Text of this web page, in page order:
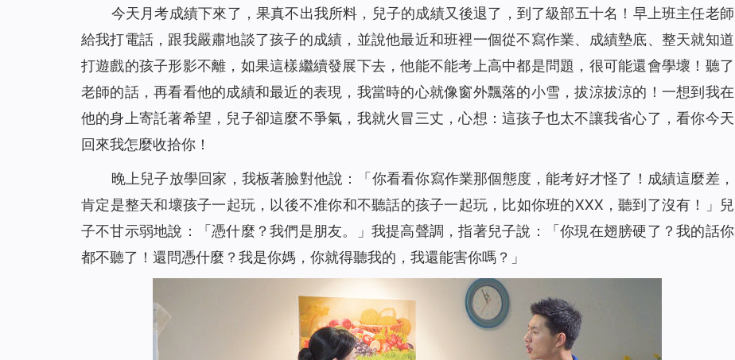
今天月考成績下來了，果真不出我所料，兒子的成績又後退了，到了級部五十名！早上班主任老師
給我打電話，跟我嚴肅地談了孩子的成績，並說他最近和班裡一個從不寫作業、成績墊底、整天就知道
打遊戲的孩子形影不離，如果這樣繼續發展下去，他能不能考上高中都是問題，很可能還會學壞！聽了
老師的話，再看看他的成績和最近的表現，我當時的心就像窗外飄落的小雪，拔涼拔涼的！一想到我在
他的身上寄託著希望，兒子卻這麼不爭氣，我就火冒三丈，心想：這孩子也太不讓我省心了，看你今天
回來我怎麼收拾你！
晚上兒子放學回家，我板著臉對他說：「你看看你寫作業那個態度，能考好才怪了！成績這麼差，
肯定是整天和壞孩子一起玩，以後不准你和不聽話的孩子一起玩，比如你班的XXX，聽到了沒有！」兒
子不甘示弱地說：「憑什麼？我們是朋友。」我提高聲調，指著兒子說：「你現在翅膀硬了？我的話你
都不聽了！還問憑什麼？我是你媽，你就得聽我的，我還能害你嗎？」